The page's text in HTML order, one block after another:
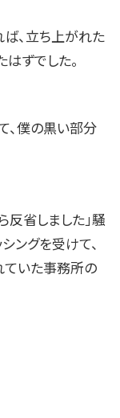
、立ち上がれた
はずでした。
、僕の黒い部分
省しました」騒
ングを受けて、
ていた事務所の